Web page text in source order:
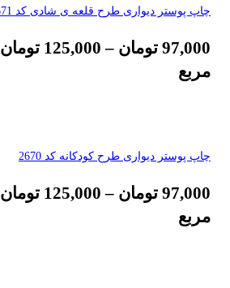
چاپ پوستر دیواری طرح قلعه ی شادی کد 2671
97,000 تومان –
125,000 تومان
مربع
چاپ پوستر دیواری طرح کودکانه کد 2670
97,000 تومان –
125,000 تومان
مربع